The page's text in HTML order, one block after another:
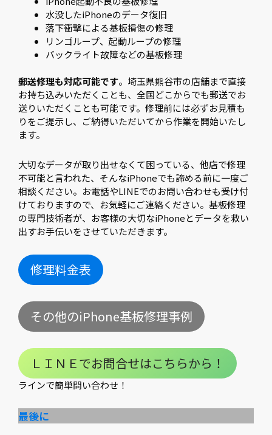
水没したiPhoneのデータ復旧
落下衝撃による基板損傷の修理
リンゴループ、起動ループの修理
バックライト故障などの基板修理
郵送修理も対応可能です。埼玉県熊谷市の店舗まで直接
お持ち込みいただくことも、全国どこからでも郵送でお
送りいただくことも可能です。修理前には必ずお見積も
りをご提示し、ご納得いただいてから作業を開始いたし
ます。
大切なデータが取り出せなくて困っている、他店で修理
不可能と言われた、そんなiPhoneでも諦める前に一度ご
相談ください。お電話やLINEでのお問い合わせも受け付
けておりますので、お気軽にご連絡ください。基板修理
の専門技術者が、お客様の大切なiPhoneとデータを救い
出すお手伝いをさせていただきます。
修理料金表
その他のiPhone基板修理事例
ＬＩＮＥでお問合せはこちらから！
ラインで簡単問い合わせ！
最後に